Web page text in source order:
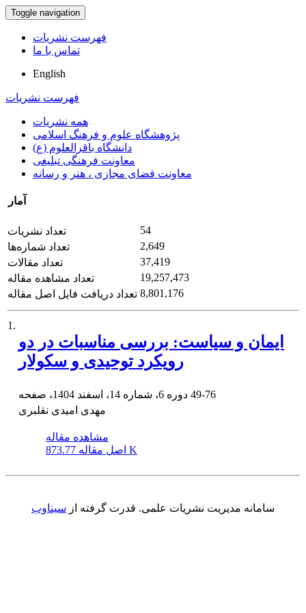
Toggle navigation
فهرست نشریات
تماس با ما
English
فهرست نشریات
همه نشریات
پژوهشگاه علوم و فرهنگ اسلامی
دانشگاه باقرالعلوم (ع)
معاونت فرهنگی تبلیغی
معاونت فضای مجازی ، هنر و رسانه
آمار
تعداد نشریات
54
تعداد شماره‌ها
2,649
تعداد مقالات
37,419
تعداد مشاهده مقاله
19,257,473
تعداد دریافت فایل اصل مقاله 8,801,176
1.
ایمان و سیاست: بررسی مناسبات در دو
رویکرد توحیدی و سکولار
49-76
مهدی امیدی نقلبری
مشاهده مقاله
اصل مقاله 873.77 K
سامانه مدیریت نشریات علمی. قدرت گرفته از سیناوب